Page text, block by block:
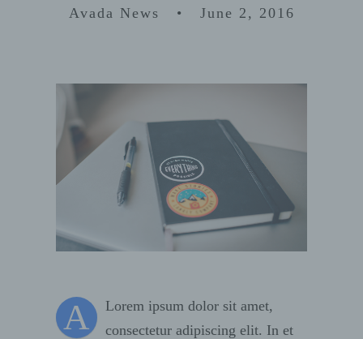
Avada News • June 2, 2016
A
Lorem ipsum dolor sit amet,
consectetur adipiscing elit. In et